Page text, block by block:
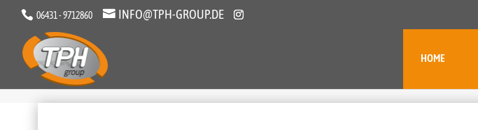
06431 - 9712860 INFO@TPH-GROUP.DE
HOME